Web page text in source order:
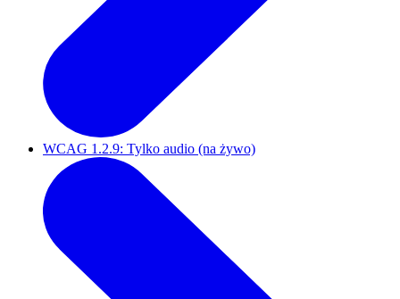
WCAG 1.2.9: Tylko audio (na żywo)